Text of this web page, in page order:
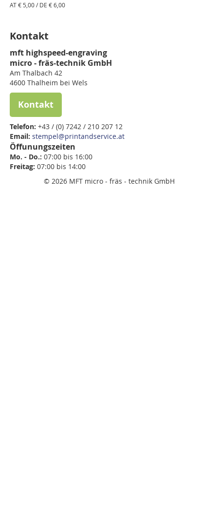
AT € 5,00 / DE € 6,00
Kontakt
mft highspeed-engraving
micro - fräs-technik GmbH
Am Thalbach 42
4600 Thalheim bei Wels
Kontakt
Telefon: +43 / (0) 7242 / 210 207 12
Email: stempel@printandservice.at
Öffunungszeiten
Mo. - Do.: 07:00 bis 16:00
Freitag: 07:00 bis 14:00
© 2026 MFT micro - fräs - technik GmbH